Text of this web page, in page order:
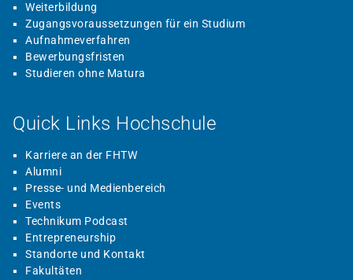
Weiterbildung
Zugangsvoraussetzungen für ein Studium
Aufnahmeverfahren
Bewerbungsfristen
Studieren ohne Matura
Quick Links Hochschule
Karriere an der FHTW
Alumni
Presse- und Medienbereich
Events
Technikum Podcast
Entrepreneurship
Standorte und Kontakt
Fakultäten